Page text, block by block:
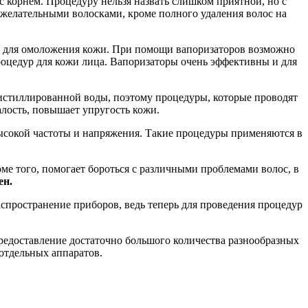
волосками, кроме полного удаления волос на
для омоложения кожи. При помощи вапоризаторов возможно
для кожи лица. Вапоризаторы очень эффективны и для
воды, поэтому процедуры, которые проводят
повышает упругость кожи.
частоты и напряжения. Такие процедуры применяются в
того, помогает бороться с различными проблемами волос, в
приборов, ведь теперь для проведения процедур
достаточно большого количества разнообразных
аппаратов.